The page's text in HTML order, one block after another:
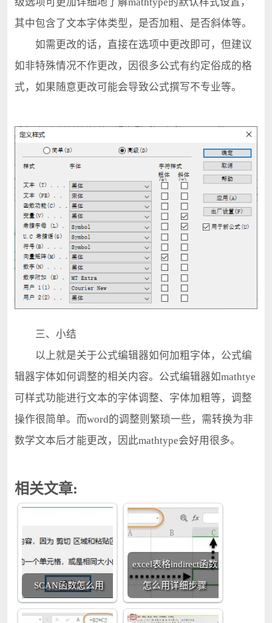
其中包含了文本字体类型，是否加粗、是否斜体等。
如需更改的话，直接在选项中更改即可，但建议
如非特殊情况不作更改，因很多公式有约定俗成的格
式，如果随意更改可能会导致公式撰写不专业等。
三、小结
以上就是关于公式编辑器如何加粗字体，公式编
辑器字体如何调整的相关内容。公式编辑器如mathtye
可样式功能进行文本的字体调整、字体加粗等，调整
操作很简单。而word的调整则繁琐一些，需转换为非
数学文本后才能更改，因此mathtype会好用很多。
相关文章:
SCAN函数怎么用
excel表格indirect函数
怎么用详细步骤